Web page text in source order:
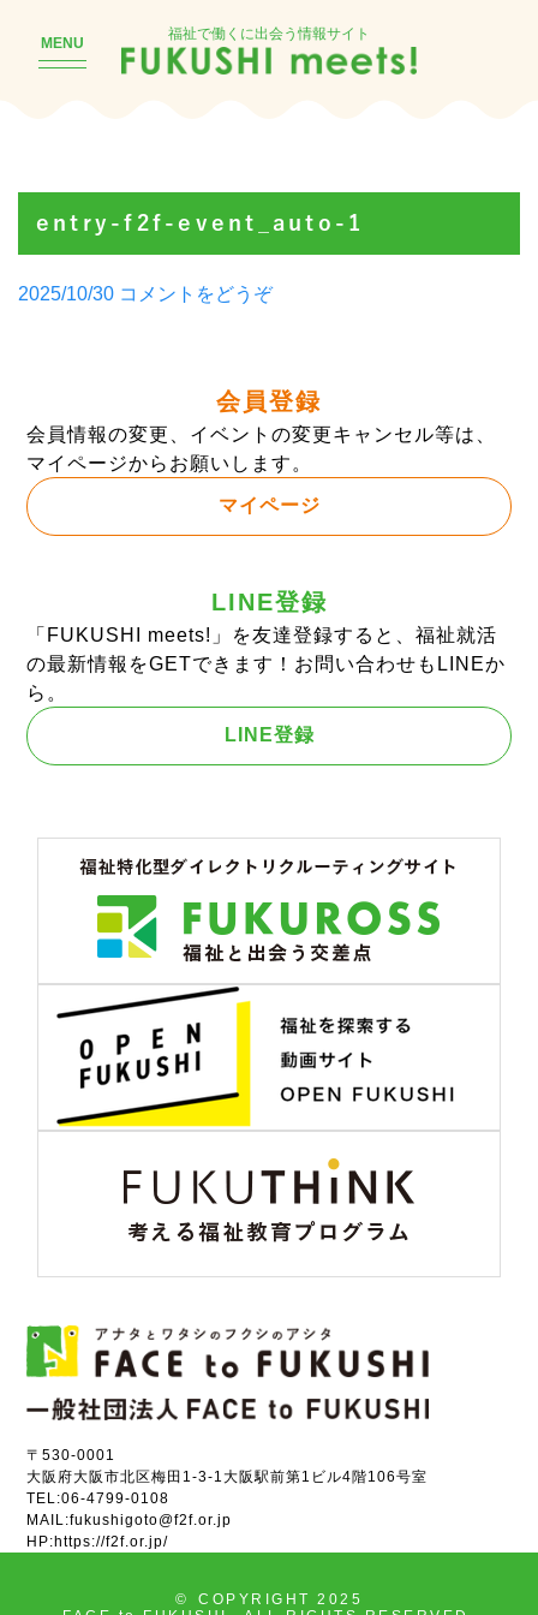
MENU
福祉で働くに出会う情報サイト
entry-f2f-event_auto-1
Posted
2025/10/30 コメントをどうぞ(entry-
会員登録
会員情報の変更、イベントの変更キャンセル等は、
マイページからお願いします。
マイページ
LINE登録
「FUKUSHI meets!」を友達登録すると、福祉就活
の最新情報をGETできます！お問い合わせもLINEか
ら。
LINE登録
〒530-0001
大阪府大阪市北区梅田1-3-1大阪駅前第1ビル4階106号室
TEL:06-4799-0108
MAIL:fukushigoto@f2f.or.jp
HP:https://f2f.or.jp/
©
COPYRIGHT 2025